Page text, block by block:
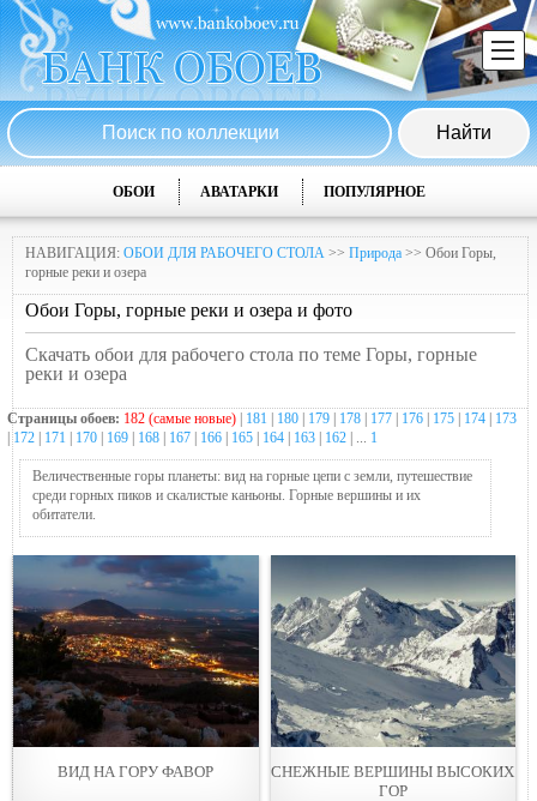
ОБОИ АВАТАРКИ ПОПУЛЯРНОЕ
НАВИГАЦИЯ: ОБОИ ДЛЯ РАБОЧЕГО СТОЛА >> Природа >> Обои Горы,
горные реки и озера
Обои Горы, горные реки и озера и фото
Скачать обои для рабочего стола по теме Горы, горные
реки и озера
Страницы обоев: 182 (самые новые) 181 180 179 178 177 176 175 174
173
|172 171 170 169 168 167 166 165 164 163 162 | ... 1
Величественные горы планеты: вид на горные цепи с земли, путешествие
среди горных пиков и скалистые каньоны. Горные вершины и их
обитатели.
ВИД НА ГОРУ ФАВОР
СНЕЖНЫЕ ВЕРШИНЫ ВЫСОКИХ
ГОР